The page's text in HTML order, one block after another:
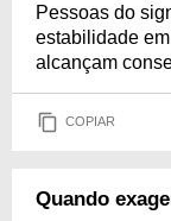
Pessoas do
estabilidade
alcançam
COPIAR
Quando